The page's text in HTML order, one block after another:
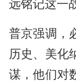
远铭记这一
普京强调，
历史、美化
谋，他们对